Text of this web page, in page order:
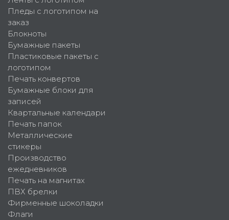
Пледы с логотипом на
заказ
Блокноты
Бумажные пакеты
Пластиковые пакеты с
логотипом
Печать конвертов
Бумажные блоки для
записей
Квартальные календари
Печать папок
Металлические
стикеры
Производство
ежедневников
Печать на магнитах
ПВХ брелки
Фирменные шоколадки
Флаги